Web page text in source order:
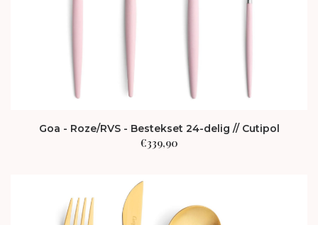
Goa - Roze/RVS - Bestekset 24-delig // Cutipol
€339,90